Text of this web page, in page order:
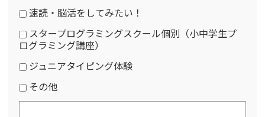
速読・脳活をしてみたい！
スタープログラミングスクール個別（小中学生プ
ログラミング講座）
ジュニアタイピング体験
その他